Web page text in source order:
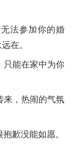
法参加你的婚
在。
能在家中为你
，热闹的气氛
歉没能如愿。